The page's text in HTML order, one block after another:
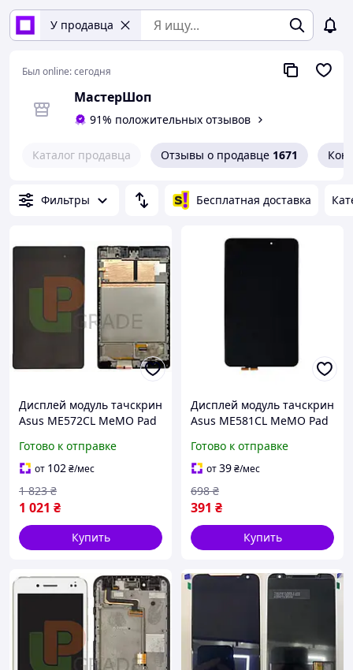
У продавца
Был online:сегодня
МастерШоп
91% положительных отзывов
Каталог продавца Отзывы о продавце 1671
Фильтры Бесплатная доставка
Дисплей модуль тачскрин
Asus ME572CL MeMO Pad
рамкой - царапины /скол
Готово к отправке
от 102₴/мес
1 021 ₴
1 823 ₴
Купить
Дисплей модуль тачскрин
Asus ME581CL MeMO Pad
Готово к отправке
от39₴/мес
391 ₴
698 ₴
Купить